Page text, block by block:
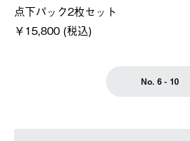
点下パック2枚セット
￥15,800 (税込)
No. 6 - 10